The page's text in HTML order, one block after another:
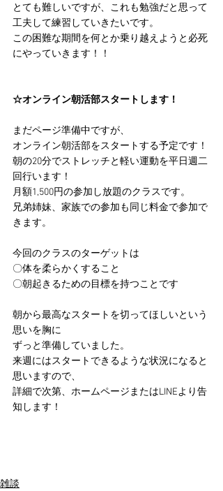
とても難しいですが、これも勉強だと思って
工夫して練習していきたいです。
この困難な期間を何とか乗り越えようと必死
にやっていきます！！
☆オンライン朝活部スタートします！
まだページ準備中ですが、
オンライン朝活部をスタートする予定です！
朝の20分でストレッチと軽い運動を平日週二
回行います！
月額1,500円の参加し放題のクラスです。
兄弟姉妹、家族での参加も同じ料金で参加で
きます。
今回のクラスのターゲットは
〇体を柔らかくすること
〇朝起きるための目標を持つことです
朝から最高なスタートを切ってほしいという
思いを胸に
ずっと準備していました。
来週にはスタートできるような状況になると
思いますので、
詳細で次第、ホームページまたはLINEより告
知します！
雑談